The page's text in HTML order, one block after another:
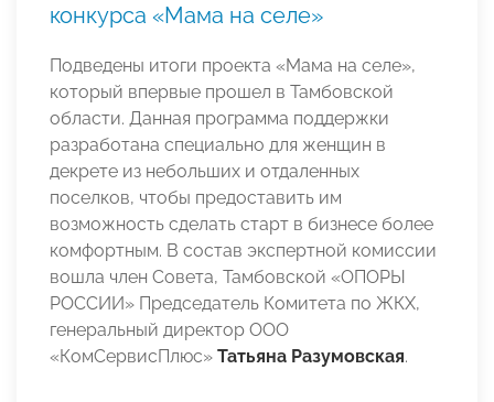
конкурса «Мама на селе»
Подведены итоги проекта «Мама на селе»,
который впервые прошел в Тамбовской
области. Данная программа поддержки
разработана специально для женщин в
декрете из небольших и отдаленных
поселков, чтобы предоставить им
возможность сделать старт в бизнесе более
комфортным. В состав экспертной комиссии
вошла член Совета, Тамбовской «ОПОРЫ
РОССИИ» Председатель Комитета по ЖКХ,
генеральный директор ООО
«КомСервисПлюс» Татьяна Разумовская.